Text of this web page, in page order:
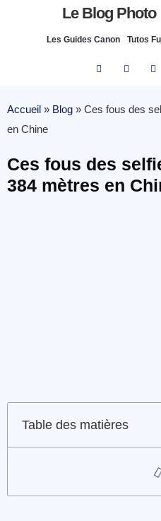
Le Blog Photo
Les Guides Canon Tutos
Accueil » Blog » Ces fous des
en Chine
Ces fous des
384 mètres en
Table des matières